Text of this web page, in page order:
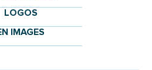
LOGOS
IMAGES